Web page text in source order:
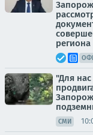
региона
"Для
СМИ